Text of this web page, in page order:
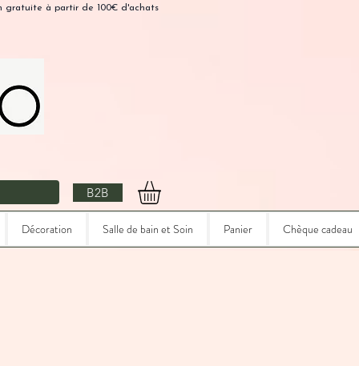
gratuite à partir de 100€ d'achats
B2B
Décoration Salle de bain et Soin Panier Chèque cadeau